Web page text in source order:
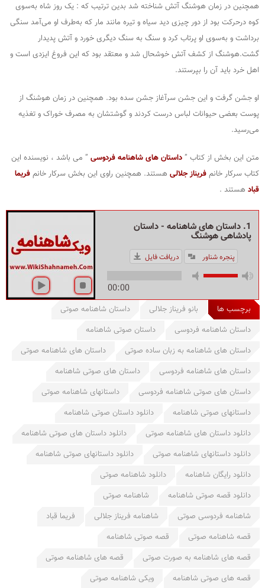
همچنین در زمان هوشنگ آتش شناخته شد بدین ترتیب که : یک روز شاه به‌سوی
کوه درحرکت بود از دور چیزی دید سیاه و تیره مانند مار که به‌طرف او می‌آمد سنگی
برداشت و به‌سوی او پرتاب کرد و سنگ به سنگ دیگری خورد و آتش پدیدار
گشت.هوشنگ از کشف آتش خوشحال شد و معتقد بود که این فروغ ایزدی است و
اهل خرد باید آن را بپرستند.
او جشن گرفت و این جشن سرآغاز جشن سده بود. همچنین در زمان هوشنگ از
پوست بعضی حیوانات لباس درست کردند و گوشتشان به مصرف خوراک و تغذیه
می‌رسید.
متن این بخش از کتاب ” داستان های شاهنامه فردوسی ” می باشد ، نویسنده این
کتاب سرکار خانم فریناز جلالی هستند. همچنین راوی این بخش سرکار خانم فریما
قباد هستند .
1. داستان های شاهنامه - داستان
پادشاهی هوشنگ
00:00
پنجره شناور دریافت فایل
برچسب ها بانو فریناز جلالی
داستان شاهنامه صوتی
داستان شاهنامه فردوسی
داستان صوتی شاهنامه
داستان های شاهنامه به زبان ساده صوتی
داستان های شاهنامه صوتی
داستان های شاهنامه فردوسی
داستان های صوتی شاهنامه
داستان های صوتی شاهنامه فردوسی
داستانهای شاهنامه صوتی
داستانهای صوتی شاهنامه
دانلود داستان صوتی شاهنامه
دانلود داستان های شاهنامه صوتی
دانلود داستان های صوتی شاهنامه
دانلود داستانهای شاهنامه صوتی
دانلود داستانهای صوتی شاهنامه
دانلود رایگان شاهنامه
دانلود شاهنامه صوتی
دانلود قصه صوتی شاهنامه
شاهنامه صوتی
شاهنامه فردوسی صوتی
شاهنامه فریناز جلالی
فریما قباد
قصه شاهنامه صوتی
قصه صوتی شاهنامه
قصه های شاهنامه به صورت صوتی
قصه های شاهنامه صوتی
قصه های صوتی شاهنامه
ویکی شاهنامه صوتی